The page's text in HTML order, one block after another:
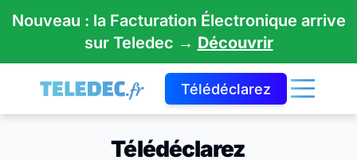
Nouveau : la Facturation Électronique arrive
sur Teledec → Découvrir
Télédéclarez
Télédéclarez